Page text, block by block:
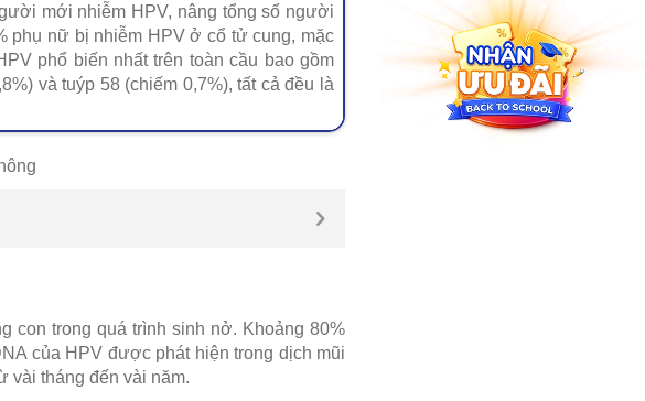
mới nhiễm HPV, nâng tổng số người
phụ nữ bị nhiễm HPV ở cổ tử cung, mặc
phổ biến nhất trên toàn cầu bao gồm
và tuýp 58 (chiếm 0,7%), tất cả đều là
con trong quá trình sinh nở. Khoảng 80%
của HPV được phát hiện trong dịch mũi
vài tháng đến vài năm.